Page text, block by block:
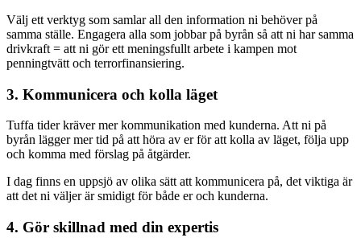
Välj ett verktyg som samlar all den information ni behöver på
samma ställe. Engagera alla som jobbar på byrån så att ni har samma
drivkraft = att ni gör ett meningsfullt arbete i kampen mot
penningtvätt och terrorfinansiering.
3. Kommunicera och kolla läget
Tuffa tider kräver mer kommunikation med kunderna. Att ni på
byrån lägger mer tid på att höra av er för att kolla av läget, följa upp
och komma med förslag på åtgärder.
I dag finns en uppsjö av olika sätt att kommunicera på, det viktiga är
att det ni väljer är smidigt för både er och kunderna.
4. Gör skillnad med din expertis